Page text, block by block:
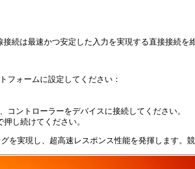
続は最速かつ安定した入力を実現する直接接続を
フォームに設定してください：
コントローラーをデバイスに接続してください。
し続けてください。
を実現し、超高速レスポンス性能を発揮します。